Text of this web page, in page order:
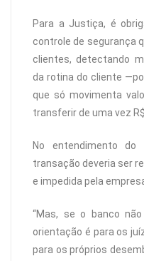
Para a Justiça, é
controle de segurança
clientes, detectando
da rotina do cliente
que só movimenta
transferir de uma vez R$
No entendimento
transação deveria ser
e impedida pela
“Mas, se o banco
orientação é para os
para os próprios